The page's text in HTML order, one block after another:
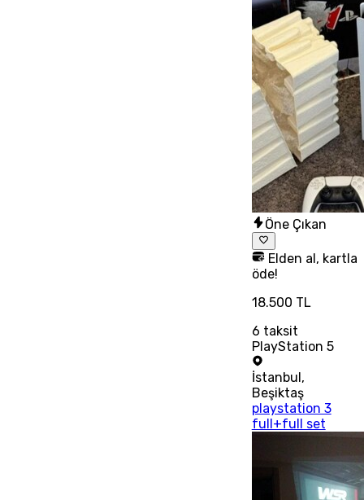
Öne Çıkan
Elden al, kartla
öde!
18.500 TL
6 taksit
PlayStation 5
İstanbul,
Beşiktaş
playstation 3
full+full set